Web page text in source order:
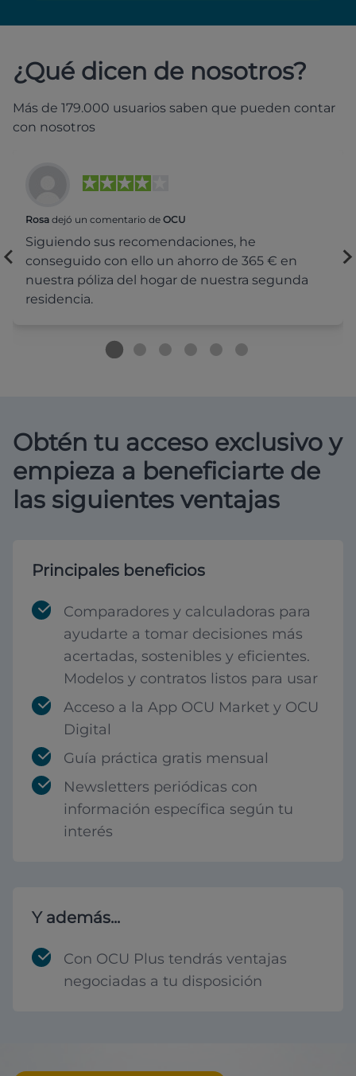
¿Qué dicen de nosotros?
Más de 179.000 usuarios saben que pueden contar
con nosotros
Rosa dejó un comentario de OCU
Siguiendo sus recomendaciones, he
conseguido con ello un ahorro de 365 € en
nuestra póliza del hogar de nuestra segunda
residencia.
Obtén tu acceso exclusivo y
empieza a beneficiarte de
las siguientes ventajas
Principales beneficios
Comparadores y calculadoras para
ayudarte a tomar decisiones más
acertadas, sostenibles y eficientes.
Modelos y contratos listos para usar
Acceso a la App OCU Market y OCU
Digital
Guía práctica gratis mensual
Newsletters periódicas con
información específica según tu
interés
Y además...
Con OCU Plus tendrás ventajas
negociadas a tu disposición